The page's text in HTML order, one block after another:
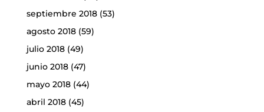
septiembre 2018(53)
agosto 2018(59)
julio 2018(49)
junio 2018(47)
mayo 2018(44)
abril 2018(45)